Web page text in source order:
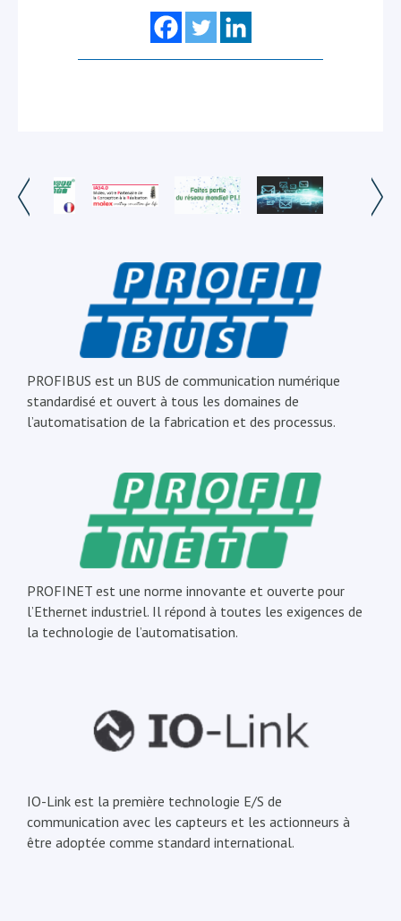
PROFIBUS est un BUS de communication numérique
standardisé et ouvert à tous les domaines de
l’automatisation de la fabrication et des processus.
PROFINET est une norme innovante et ouverte pour
l’Ethernet industriel. Il répond à toutes les exigences de
la technologie de l’automatisation.
IO-Link est la première technologie E/S de
communication avec les capteurs et les actionneurs à
être adoptée comme standard international.